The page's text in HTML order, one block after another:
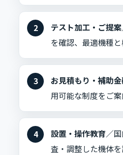
テスト加工・ご提案
を確認、最適機種
お見積もり・補助
用可能な制度をご
設置・操作教育／
査・調整した機体